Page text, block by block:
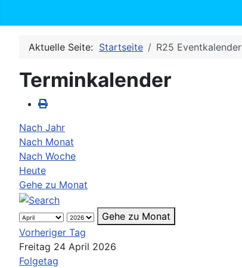
Aktuelle Seite: Startseite R25 Eventkalender
Terminkalender
Nach Jahr
Nach Monat
Nach Woche
Heute
Gehe zu Monat
Gehe zu Monat
Vorheriger Tag
Freitag 24 April 2026
Folgetag